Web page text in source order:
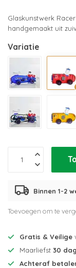
Glaskunstwerk
handgemaakt uit
Variatie
Binnen 1-2
Toevoegen om te
Gratis & Veilige
Maarliefst 30
Achteraf